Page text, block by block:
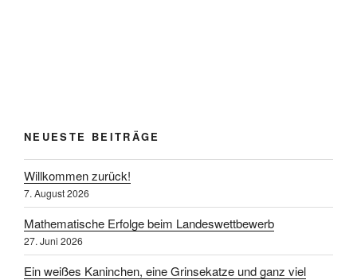
NEUESTE BEITRÄGE
Willkommen zurück!
7. August 2026
Mathematische Erfolge beim Landeswettbewerb
27. Juni 2026
Ein weißes Kaninchen, eine Grinsekatze und ganz viel